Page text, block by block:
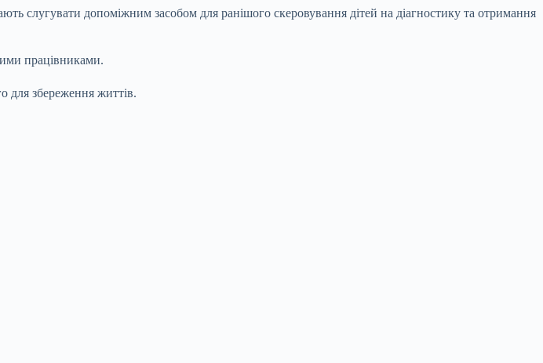
слугувати допоміжним засобом для ранішого скеровування дітей на діагностику та отримання
працівниками.
для збереження життів.